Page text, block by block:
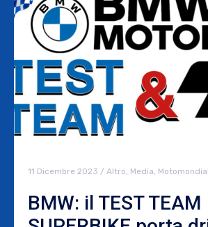
11 Dicembre 2023 / Altro Media
BMW: il TEST TEAM